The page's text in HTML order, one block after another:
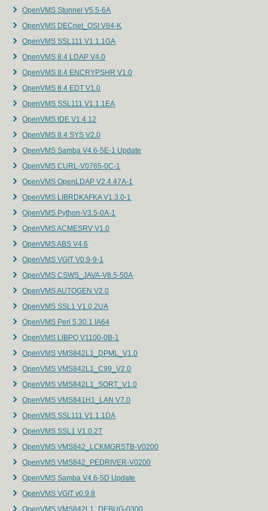
OpenVMS Stunnel V5.5-6A
OpenVMS DECnet_OSI V84-K
OpenVMS SSL111 V1.1.1GA
OpenVMS 8.4 LDAP V4.0
OpenVMS 8.4 ENCRYPSHR V1.0
OpenVMS 8.4 EDT V1.0
OpenVMS SSL111 V1.1.1EA
OpenVMS IDE V1.4.12
OpenVMS 8.4 SYS V2.0
OpenVMS Samba V4.6-5E-1 Update
OpenVMS CURL-V0765-0C-1
OpenVMS OpenLDAP V2.4.47A-1
OpenVMS LIBRDKAFKA V1.3.0-1
OpenVMS Python-V3.5-0A-1
OpenVMS ACMESRV V1.0
OpenVMS ABS V4.6
OpenVMS VGIT V0.9-9-1
OpenVMS CSWS_JAVA-V8.5-50A
OpenVMS AUTOGEN V2.0
OpenVMS SSL1 V1.0.2UA
OpenVMS Perl 5.30.1 IA64
OpenVMS LIBPQ V1100-0B-1
OpenVMS VMS842L1_DPML_V1.0
OpenVMS VMS842L1_C99_V2.0
OpenVMS VMS842L1_SORT_V1.0
OpenVMS VMS841H1_LAN V7.0
OpenVMS SSL111 V1.1.1DA
OpenVMS SSL1 V1.0.2T
OpenVMS VMS842_LCKMGRSTB-V0200
OpenVMS VMS842_PEDRIVER-V0200
OpenVMS Samba V4.6-5D Update
OpenVMS VGIT v0.9.8
OpenVMS VMS842L1_DEBUG-0300